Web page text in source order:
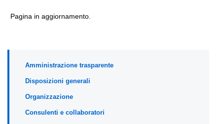
Pagina in aggiornamento.
Amministrazione trasparente
Disposizioni generali
Organizzazione
Consulenti e collaboratori